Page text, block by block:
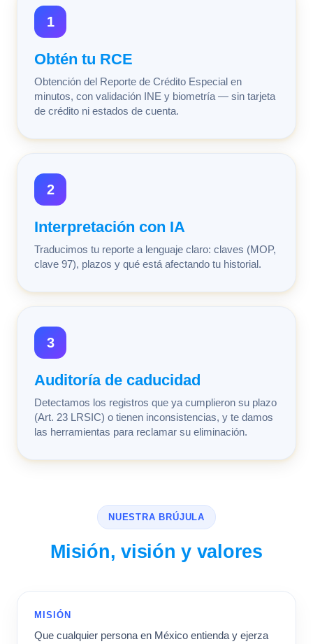
1
Obtén tu RCE
Obtención del Reporte de Crédito Especial en
minutos, con validación INE y biometría — sin tarjeta
de crédito ni estados de cuenta.
2
Interpretación con IA
Traducimos tu reporte a lenguaje claro: claves (MOP,
clave 97), plazos y qué está afectando tu historial.
3
Auditoría de caducidad
Detectamos los registros que ya cumplieron su plazo
(Art. 23 LRSIC) o tienen inconsistencias, y te damos
las herramientas para reclamar su eliminación.
NUESTRA BRÚJULA
Misión, visión y valores
MISIÓN
Que cualquier persona en México entienda y ejerza